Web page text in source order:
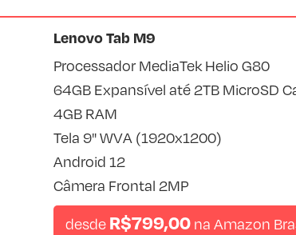
Lenovo Tab M9
Processador MediaTek Helio G80
64GB Expansível até 2TB MicroSD
4GB RAM
Tela 9" WVA (1920x1200)
Android 12
Câmera Frontal 2MP
desde R$799,00 na Amazon